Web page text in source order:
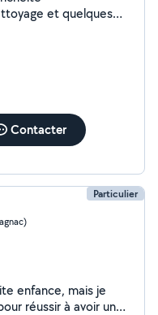
et quelques
Contacter
Particulier
enfance, mais je
réussir à avoir un